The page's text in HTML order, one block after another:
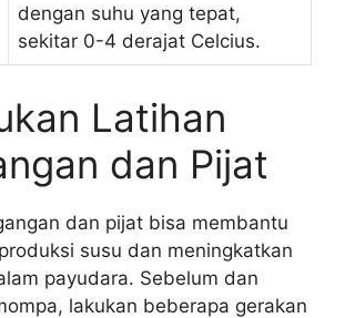
dengan suhu yang tepat,
sekitar 0-4 derajat Celcius.
Latihan
dan Pijat
dan pijat bisa membantu
susu dan meningkatkan
payudara. Sebelum dan
lakukan beberapa gerakan